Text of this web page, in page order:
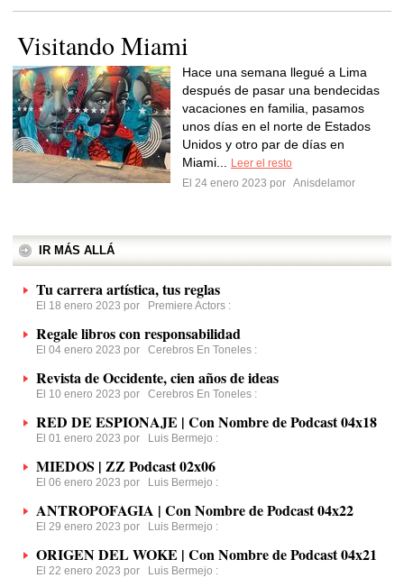
Visitando Miami
Hace una semana llegué a Lima
después de pasar una bendecidas
vacaciones en familia, pasamos
unos días en el norte de Estados
Unidos y otro par de días en
Miami...
Leer el resto
El 24 enero 2023 por Anisdelamor
IR MÁS ALLÁ
Tu carrera artística, tus reglas
El 18 enero 2023 por Premiere Actors :
Regale libros con responsabilidad
El 04 enero 2023 por Cerebros En Toneles :
Revista de Occidente, cien años de ideas
El 10 enero 2023 por Cerebros En Toneles :
RED DE ESPIONAJE | Con Nombre de Podcast 04x18
El 01 enero 2023 por Luis Bermejo :
MIEDOS | ZZ Podcast 02x06
El 06 enero 2023 por Luis Bermejo :
ANTROPOFAGIA | Con Nombre de Podcast 04x22
El 29 enero 2023 por Luis Bermejo :
ORIGEN DEL WOKE | Con Nombre de Podcast 04x21
El 22 enero 2023 por Luis Bermejo :